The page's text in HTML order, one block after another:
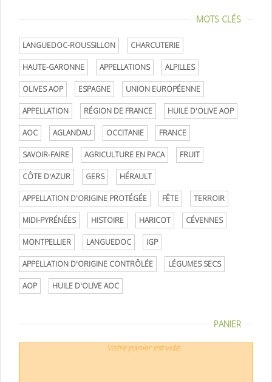
MOTS CLÉS
LANGUEDOC-ROUSSILLON CHARCUTERIE
HAUTE-GARONNE APPELLATIONS ALPILLES
OLIVES AOP ESPAGNE UNION EUROPÉENNE
APPELLATION RÉGION DE FRANCE HUILE D'OLIVE AOP
AOC AGLANDAU OCCITANIE FRANCE
SAVOIR-FAIRE AGRICULTURE EN PACA FRUIT
CÔTE D'AZUR GERS HÉRAULT
APPELLATION D'ORIGINE PROTÉGÉE FÊTE TERROIR
MIDI-PYRÉNÉES HISTOIRE HARICOT CÉVENNES
MONTPELLIER LANGUEDOC IGP
APPELLATION D'ORIGINE CONTRÔLÉE LÉGUMES SECS
AOP HUILE D'OLIVE AOC
PANIER
Votre panier est vide.